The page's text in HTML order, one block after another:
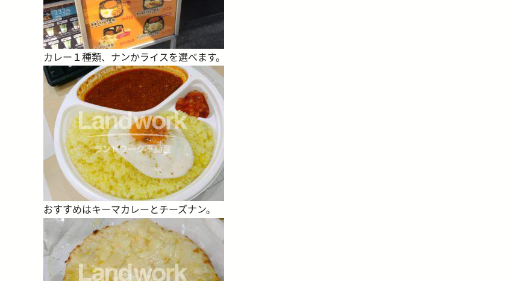
カレー１種類、ナンかライスを選べます。
おすすめはキーマカレーとチーズナン。